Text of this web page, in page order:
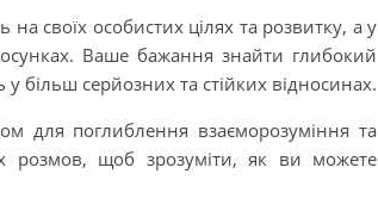
своїх особистих цілях та розвитку, а у
Ваше бажання знайти глибокий
у більш серйозних та стійких відносинах.
для поглиблення взаєморозуміння та
розмов, щоб зрозуміти, як ви можете